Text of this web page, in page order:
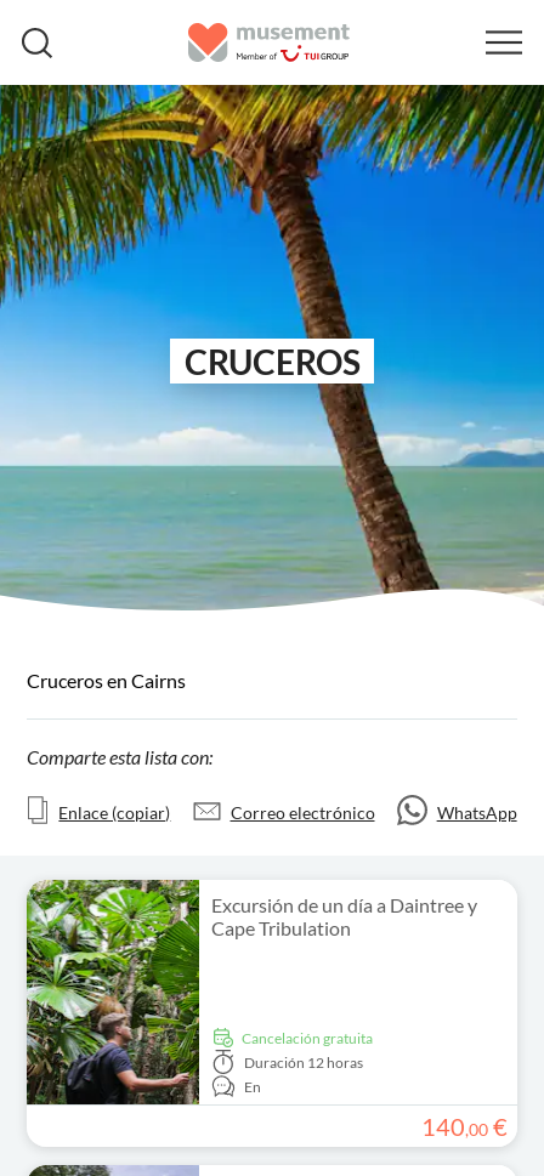
CRUCEROS
Cruceros en Cairns
Comparte esta lista con:
Enlace (copiar) Correo electrónico WhatsApp
Excursión de un día a Daintree y
Cape Tribulation
cancelación gratuita
Duración 12 horas
En
140,00 €